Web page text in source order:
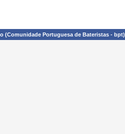
(Comunidade Portuguesa de Bateristas - bpt)